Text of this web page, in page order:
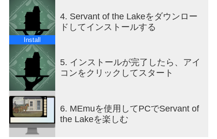
ムです。
▪ シュールなパズルの謎解き – 家族の肖像画をまっ
すぐにしたり洗濯をしたりといった単純な作業か
ら、複雑な実験の補助や後始末の片付けまで、
様々な仕事が待ち受けています。
▪ 暗黒のストーリーが明らかに – 『Rusty Lake:
Roots』の数十年前を描く本作でさまざまな出来事
を体験しましょう。ヴァンダーブーム邸の使用人
として、一家の世話をしながら屋敷の各部屋を探
索できます。あなたは週末を生き延びることがで
きるでしょうか？
Install
4. Servant of the Lakeをダウンロー
ドしてインストールする
5. インストールが完了したら、アイ
コンをクリックしてスタート
6. MEmuを使用してPCでServant of
the Lakeを楽しむ